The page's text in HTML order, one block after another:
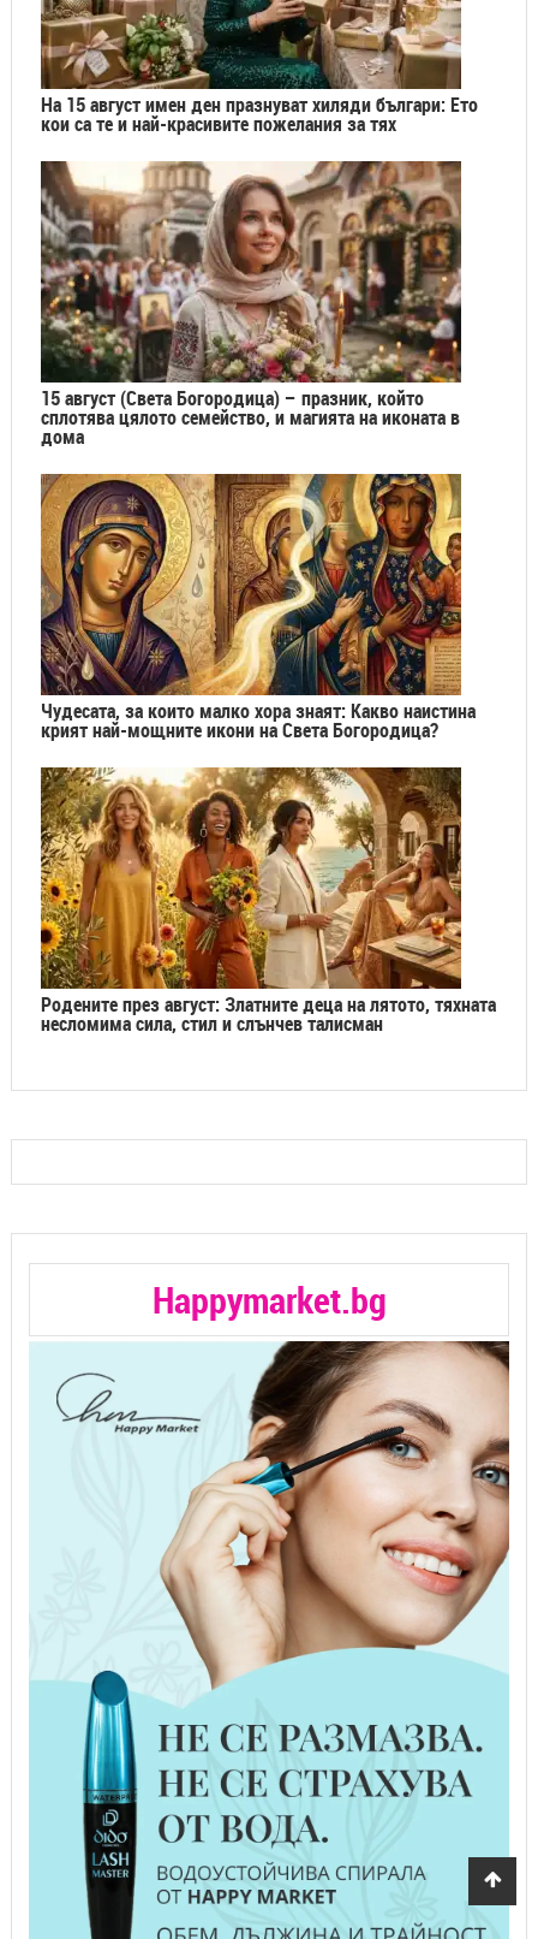
На 15 август имен ден празнуват хиляди българи: Ето
кои са те и най-красивите пожелания за тях
15 август (Света Богородица) – празник, който
сплотява цялото семейство, и магията на иконата в
дома
Чудесата, за които малко хора знаят: Какво наистина
крият най-мощните икони на Света Богородица?
Родените през август: Златните деца на лятото, тяхната
несломима сила, стил и слънчев талисман
Happymarket.bg